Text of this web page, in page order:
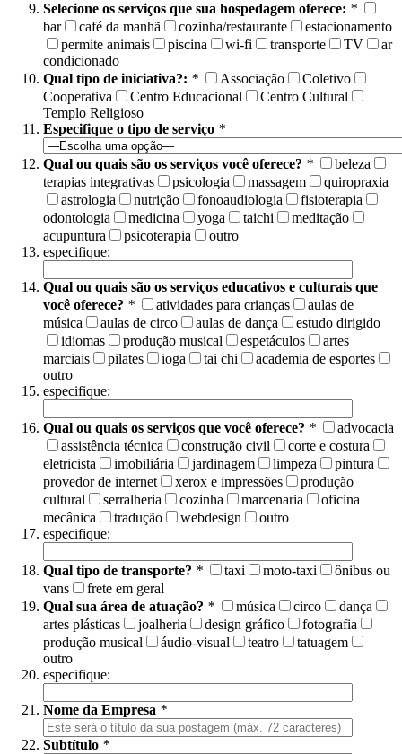
Selecione os serviços que sua hospedagem oferece: *
bar
café da manhã cozinha/restaurante
estacionamento
permite animais
piscina wi-fi transporte TV
ar
condicionado
Qual tipo de iniciativa?: * Associação
Coletivo
Cooperativa
Centro Educacional
Centro Cultural
Templo Religioso
Especifique o tipo de serviço *
Qual ou quais são os serviços você oferece? *
beleza
terapias integrativas
psicologia massagem
quiropraxia
astrologia
nutrição fonoaudiologia
fisioterapia
odontologia
medicina yoga taichi
meditação
acupuntura
psicoterapia
outro
especifique:
Qual ou quais são os serviços educativos e culturais que
você oferece? * atividades para crianças
aulas de
música
aulas de circo aulas de dança
estudo dirigido
idiomas
produção musical espetáculos
artes
marciais
pilates ioga tai chi
academia de esportes
outro
especifique:
Qual ou quais os serviços que você oferece? *
advocacia
assistência técnica
construção civil
corte e costura
eletricista
imobiliária jardinagem limpeza
pintura
provedor de internet
xerox e impressões
produção
cultural
serralheria cozinha marcenaria
oficina
mecânica
tradução webdesign
outro
especifique:
Qual tipo de transporte? * taxi moto-taxi
ônibus ou
vans
frete em geral
Qual sua área de atuação? * música circo
dança
artes plásticas
joalheria design gráfico
fotografia
produção musical
áudio-visual teatro
tatuagem
outro
especifique:
Nome da Empresa *
Subtítulo *